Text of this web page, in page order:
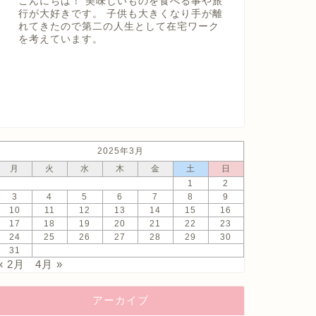
行が大好きです。 子供も大きくなり手が離
れてきたので第二の人生として在宅ワーク
を考えています。
2025年3月
月
火 水 木 金 土
日
1
2
3
4 5 6 7 8
9
10
11 12 13 14 15
16
17
18 19 20 21 22
23
24
25 26 27 28 29
30
31
2月 4月 »
アーカイブ